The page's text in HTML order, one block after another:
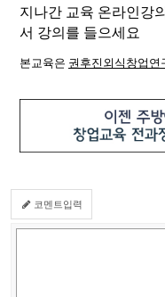
지나간 교육 온라인강
서 강의를 들으세요
본교육은 권후진외식창업연
코멘트입력